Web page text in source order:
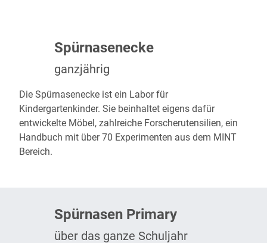
Spürnasenecke
ganzjährig
Die Spürnasenecke ist ein Labor für
Kindergartenkinder. Sie beinhaltet eigens dafür
entwickelte Möbel, zahlreiche Forscherutensilien, ein
Handbuch mit über 70 Experimenten aus dem MINT
Bereich.
Spürnasen Primary
über das ganze Schuljahr